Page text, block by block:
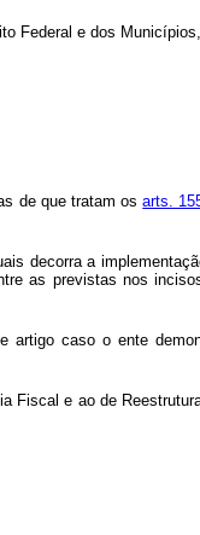
Federal e dos
de que tratam osarts.
decorra a
as previstas nos
artigo caso o ente
Fiscal e ao de